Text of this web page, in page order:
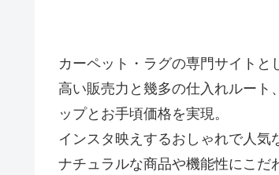
カーペット・ラグの専門サイトと
高い販売力と幾多の仕入れルー
ップとお手頃価格を実現。
インスタ映えするおしゃれで人気
ナチュラルな商品や機能性にこだ